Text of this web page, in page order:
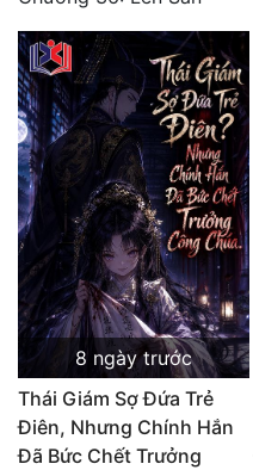
Đồng Nhân
Cẩu Đạo Trường Sinh
Ngự Thú
Truyện Nam
Truyện Nữ
Vô Địch Lưu
Xây Dựng Thế Lực
Đam Mỹ
8 ngày trước
Thái Giám Sợ Đứa Trẻ
Điên, Nhưng Chính Hắn
Đã Bức Chết Trưởng